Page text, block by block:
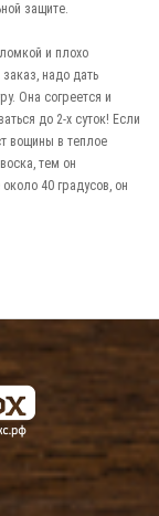
защите.
и плохо
надо дать
Она согреется и
до 2-х суток! Если
вощины в теплое
тем он
40 градусов, он